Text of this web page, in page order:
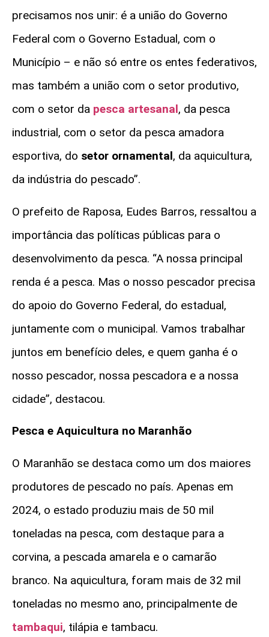
precisamos nos unir: é a união do Governo
Federal com o Governo Estadual, com o
Município – e não só entre os entes federativos,
mas também a união com o setor produtivo,
com o setor da pesca artesanal, da pesca
industrial, com o setor da pesca amadora
esportiva, do setor ornamental, da aquicultura,
da indústria do pescado”.
O prefeito de Raposa, Eudes Barros, ressaltou a
importância das políticas públicas para o
desenvolvimento da pesca. “A nossa principal
renda é a pesca. Mas o nosso pescador precisa
do apoio do Governo Federal, do estadual,
juntamente com o municipal. Vamos trabalhar
juntos em benefício deles, e quem ganha é o
nosso pescador, nossa pescadora e a nossa
cidade”, destacou.
Pesca e Aquicultura no Maranhão
O Maranhão se destaca como um dos maiores
produtores de pescado no país. Apenas em
2024, o estado produziu mais de 50 mil
toneladas na pesca, com destaque para a
corvina, a pescada amarela e o camarão
branco. Na aquicultura, foram mais de 32 mil
toneladas no mesmo ano, principalmente de
tambaqui, tilápia e tambacu.